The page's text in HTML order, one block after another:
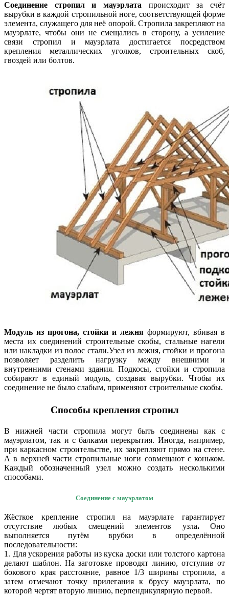
Соединение стропил и мауэрлата происходит за счёт
вырубки в каждой стропильной ноге, соответствующей форме
элемента, служащего для неё опорой. Стропила закрепляют на
мауэрлате, чтобы они не смещались в сторону, а усиление
связи стропил и мауэрлата достигается посредством
крепления металлических уголков, строительных скоб,
гвоздей или болтов.
Модуль из прогона, стойки и лежня формируют, вбивая в
места их соединений строительные скобы, стальные нагели
или накладки из полос стали.Узел из лежня, стойки и прогона
позволяет разделить нагрузку между внешними и
внутренними стенами здания. Подкосы, стойки и стропила
собирают в единый модуль, создавая вырубки. Чтобы их
соединение не было слабым, применяют строительные скобы.
Способы крепления стропил
В нижней части стропила могут быть соединены как с
мауэрлатом, так и с балками перекрытия. Иногда, например,
при каркасном строительстве, их закрепляют прямо на стене.
А в верхней части стропильные ноги совмещают с коньком.
Каждый обозначенный узел можно создать несколькими
способами.
Соединение с мауэрлатом
Жёсткое крепление стропил на мауэрлате гарантирует
отсутствие любых смещений элементов узла.Оно
выполняется путём врубки в определённой
последовательности:
1. Для ускорения работы из куска доски или толстого картона
делают шаблон. На заготовке проводят линию, отступив от
бокового края расстояние, равное 1/3 ширины стропила, а
затем отмечают точку прилегания к брусу мауэрлата, по
которой чертят вторую линию, перпендикулярную первой.